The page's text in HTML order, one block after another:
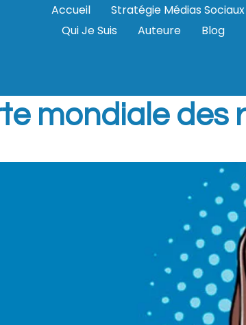
Accueil Stratégie Médias Sociaux
Qui Je Suis
Auteure Blog
: google
mondiale des